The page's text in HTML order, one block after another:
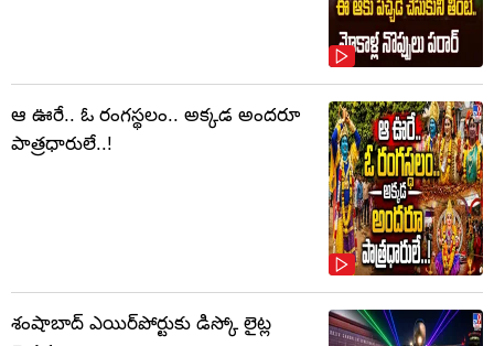
ఆ ఊరే.. ఓ రంగస్థలం.. అక్కడ అందరూ
పాత్రధారులే..!
శంషాబాద్ ఎయిర్‌పోర్టుకు డిస్కో లైట్ల